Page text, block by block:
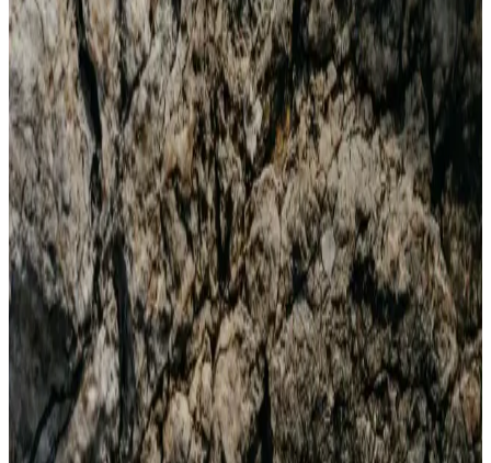
Adidas Lite Racer 3.0 Spor Ayakkabıları: Şıklık ve
Konforun Buluşma Noktası
Lite Racer 3.0, hafifliği ve şık tasarımıyla günlük yaşam ve spor
aktiviteleri için ideal, çeşitli renk seçenekleriyle tarzınıza uygun,
konfor ve performansı bir arada sunan modern ayakkabılar.
adidas Superstar Gold: Şıklık ve Konforun
Buluştuğu Modern Spor Ayakkabı
Adidas Superstar Gold, şık tasarımı ve konforuyla günlük ve özel
anlar için ideal, dayanıklı ve modaya uygun bir spor ayakkabısıdır.
Adidas Hoops 3.0 ve 4.0 Spor Ayakkabıları
Karşılaştırması: Malzeme, Konfor ve Dayanıklılık
Analizi
İki adidas spor ayakkabısının malzeme, konfor ve dayanıklılık
özellikleri karşılaştırılarak, günlük kullanım ve kullanıcı
memnuniyeti açısından detaylı analiz sunuluyor.